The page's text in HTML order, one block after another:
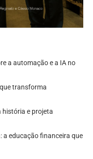
a automação e a IA no
transforma
história e projeta
a educação financeira que